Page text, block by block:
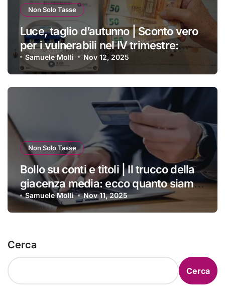
Non Solo Tasse
Luce, taglio d’autunno | Sconto vero
per i vulnerabili nel IV trimestre:
ecco a chi si applica e come
ottenerlo
Samuele Molli Nov 12, 2025
Non Solo Tasse
Bollo su conti e titoli | Il trucco della
giacenza media: ecco quanto siamo
costretti a pagare ogni anno
Samuele Molli Nov 11, 2025
Cerca
Cerca